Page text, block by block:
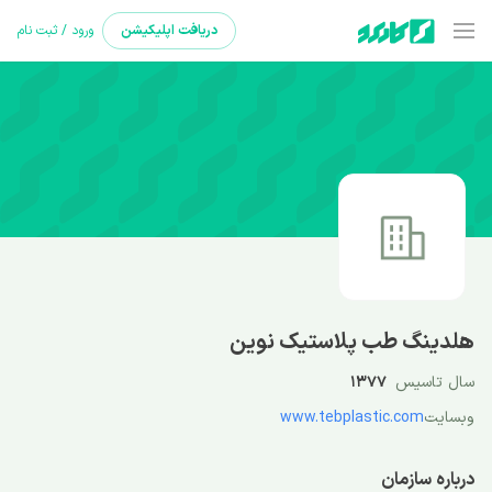
دریافت اپلیکیشن ورود / ثبت نام
هلدینگ طب پلاستیک نوین
سال تاسیس 1377
وبسایتwww.tebplastic.com
درباره سازمان